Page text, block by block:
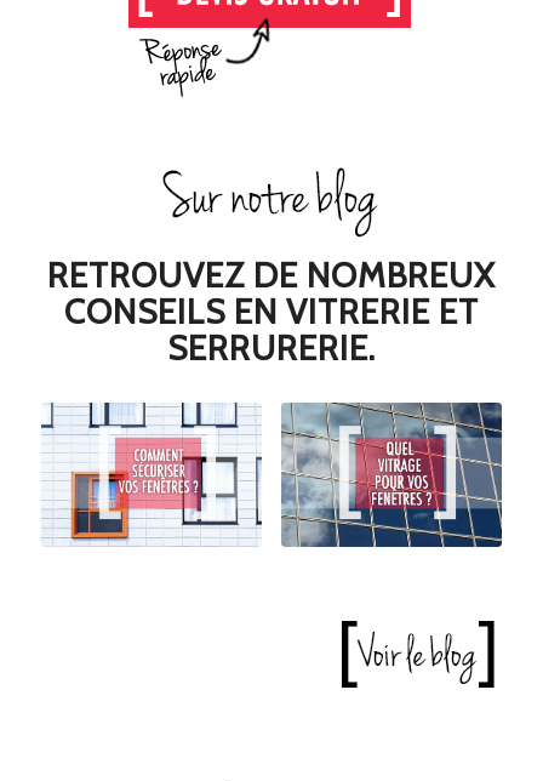
RETROUVEZ DE NOMBREUX
CONSEILS EN VITRERIE ET
SERRURERIE.